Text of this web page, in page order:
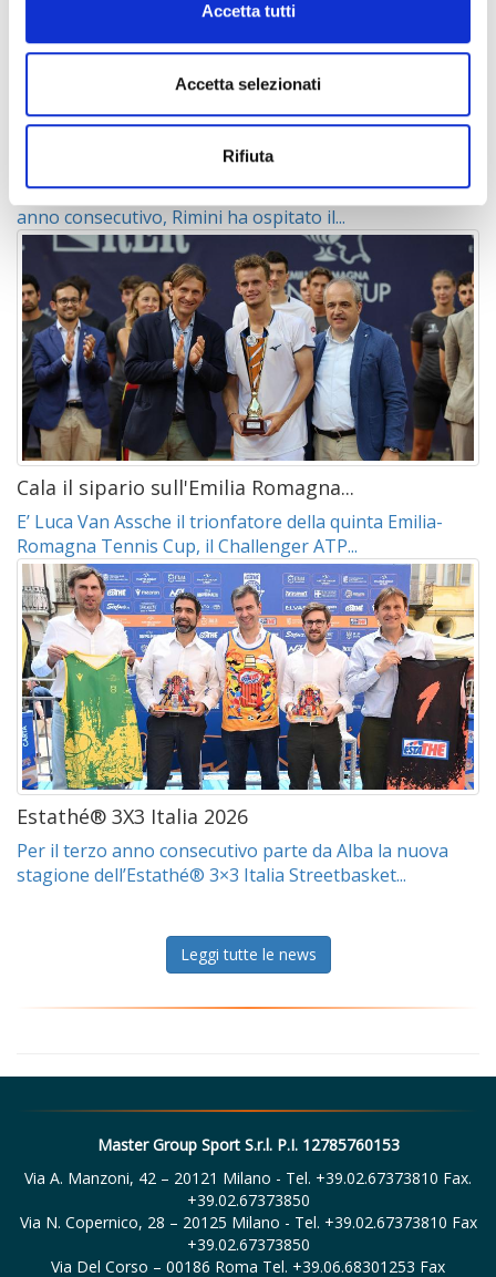
Accetta tutti
Accetta selezionati
Rifiuta
L'attesa è finita: riapre...
Il calciomercato è ufficialmente iniziato. Per il settimo
anno consecutivo, Rimini ha ospitato il...
Cala il sipario sull'Emilia Romagna...
E’ Luca Van Assche il trionfatore della quinta Emilia-
Romagna Tennis Cup, il Challenger ATP...
Estathé® 3X3 Italia 2026
Per il terzo anno consecutivo parte da Alba la nuova
stagione dell’Estathé® 3×3 Italia Streetbasket...
Leggi tutte le news
Master Group Sport S.r.l. P.I. 12785760153
Via A. Manzoni, 42 – 20121 Milano - Tel. +39.02.67373810 Fax.
+39.02.67373850
Via N. Copernico, 28 – 20125 Milano - Tel. +39.02.67373810 Fax
+39.02.67373850
Via Del Corso – 00186 Roma Tel. +39.06.68301253 Fax